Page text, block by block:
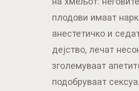
плодови имаат
анестетичко и
дејство, лечат
зголемуваат
подобруваат